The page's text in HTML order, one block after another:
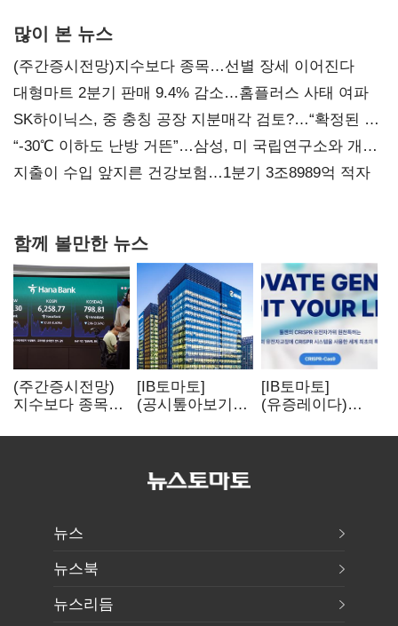
많이 본 뉴스
(주간증시전망)지수보다 종목…선별 장세 이어진다
대형마트 2분기 판매 9.4% 감소…홈플러스 사태 여파
SK하이닉스, 중 충칭 공장 지분매각 검토?…“확정된 바
없어”
“-30℃ 이하도 난방 거뜬”…삼성, 미 국립연구소와 개발
협력
지출이 수입 앞지른 건강보험…1분기 3조8989억 적자
함께 볼만한 뉴스
(주간증시전망)
지수보다 종목…
이어진다
[IB토마토]
(공시톺아보기)
바로 매출로
[IB토마토]
(유증레이다)
3분의 1 토막…
뉴스
뉴스북
뉴스리듬